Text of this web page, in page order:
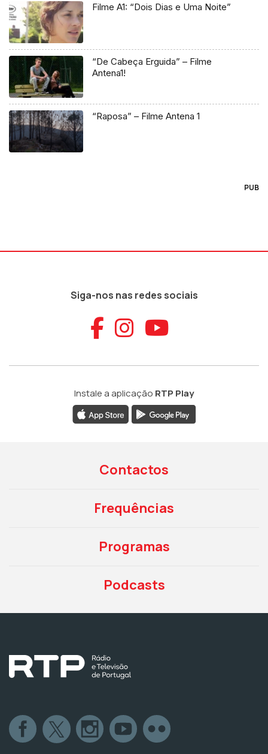
Filme A1: “Dois Dias e Uma Noite”
“De Cabeça Erguida” – Filme
Antena1!
“Raposa” – Filme Antena 1
PUB
Siga-nos nas redes sociais
Aceder ao
Aceder ao
Aceder
Instale a aplicação RTP Play
Contactos
Frequências
Programas
Podcasts